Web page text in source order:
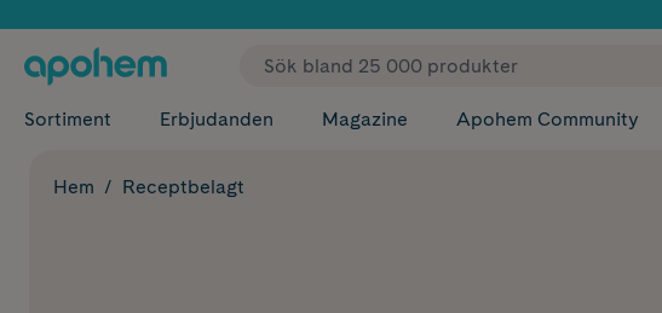
✓ Fri frakt
Sortiment Erbjudanden Magazine Apohem Community
Hem Receptbelagt